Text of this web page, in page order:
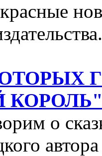
о